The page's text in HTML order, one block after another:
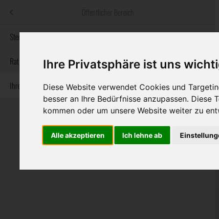
Ihre Privatsphäre ist uns
Diese Website verwendet Cookies und
besser an Ihre Bedürfnisse anzupassen. Diese
kommen oder um unsere Website weiter zu
Alle akzeptieren Ich lehne ab
bestatter.at
Informationswebsite der österreichischen Bestatter
Navigation
überspringen
Sterbeanzeigen Rat & Hilfe im Trauerfall Ihre Bestatter
Bundesland
Sterbeanzeigen
Rat & Hilfe im Trauerfall
Ihre Bestatter